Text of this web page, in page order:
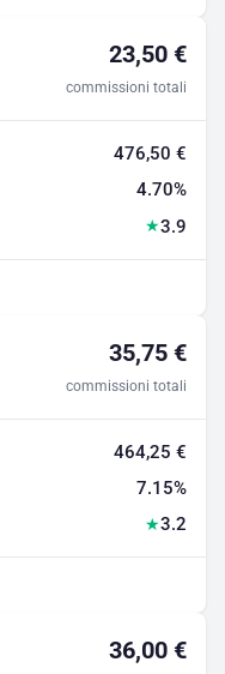
23,50 €
commissioni totali
476,50 €
4.70%
★3.9
35,75 €
commissioni totali
464,25 €
7.15%
★3.2
36,00 €